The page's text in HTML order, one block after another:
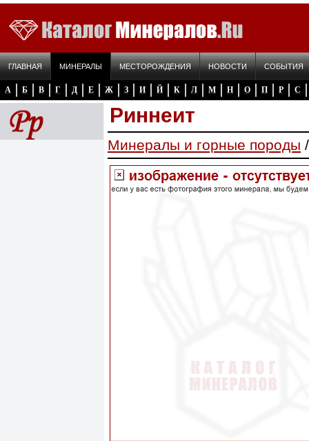
ГЛАВНАЯ МИНЕРАЛЫ МЕСТОРОЖДЕНИЯ НОВОСТИ СОБЫТИЯ
А Б В Г Д Е Ж З И Й К Л М Н О П Р С
Риннеит
Минералы и горные породы